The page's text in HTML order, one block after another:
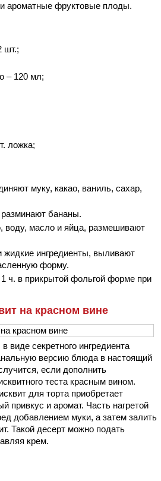
ароматные фруктовые плоды.
шт.;
– 120 мл;
ложка;
муку, какао, ваниль, сахар,
бананы.
воду, масло и яйца, размешивают
жидкие ингредиенты, выливают
форму.
ч. в прикрытой фольгой форме при
на красном вине
виде секретного ингредиента
версию блюда в настоящий
если дополнить
теста красным вином.
для торта приобретает
привкус и аромат. Часть нагретой
добавлением муки, а затем залить
Такой десерт можно подать
крем.